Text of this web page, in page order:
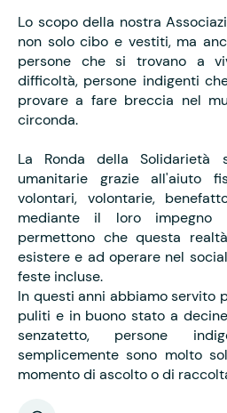
Lo scopo della nostra
non solo cibo e vestiti, ma
persone che si trovano a
difficoltà, persone indigenti
provare a fare breccia nel
circonda.
La Ronda della Solidarietà
umanitarie grazie all'aiuto
volontari, volontarie,
mediante il loro impegno
permettono che questa
esistere e ad operare nel
feste incluse.
In questi anni abbiamo servito
puliti e in buono stato a
senzatetto, persone
semplicemente sono molto
momento di ascolto o di